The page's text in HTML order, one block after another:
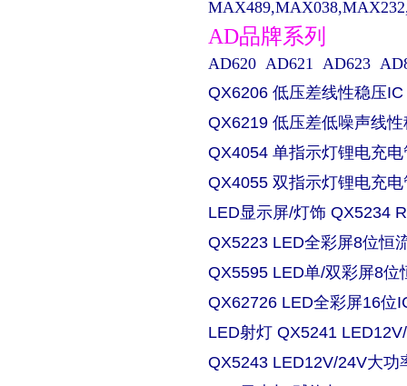
AD品牌系列
AD620 AD621 AD623
QX6206 低压差线性稳压IC
QX6219 低压差低噪声线
QX4054 单指示灯锂电充
QX4055 双指示灯锂电充
LED显示屏/灯饰 QX5234
QX5223 LED全彩屏8位恒
QX5595 LED单/双彩屏8位
QX62726 LED全彩屏16位
LED射灯 QX5241
QX5243 LED12V/24V大